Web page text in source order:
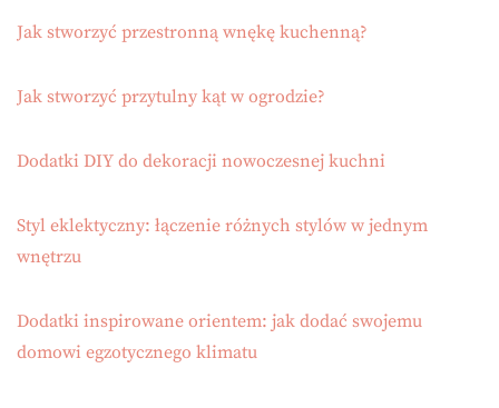
Jak stworzyć przestronną wnękę kuchenną?
Jak stworzyć przytulny kąt w ogrodzie?
Dodatki DIY do dekoracji nowoczesnej kuchni
Styl eklektyczny: łączenie różnych stylów w jednym
wnętrzu
Dodatki inspirowane orientem: jak dodać swojemu
domowi egzotycznego klimatu